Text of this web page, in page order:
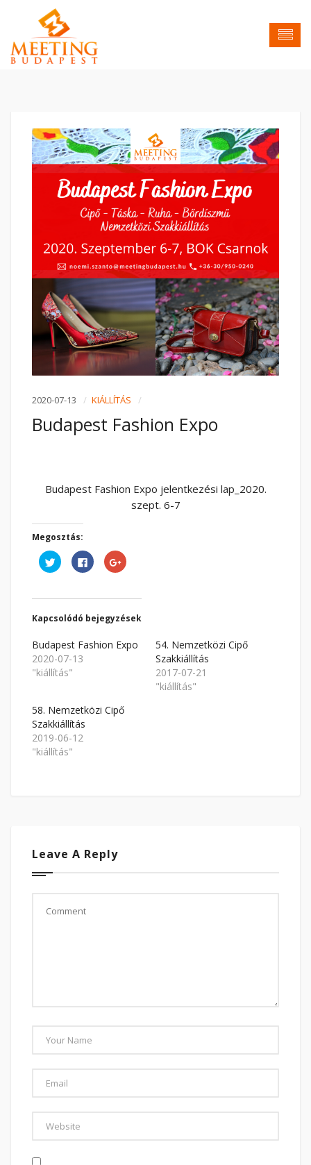
2020-07-13 KIÁLLÍTÁS
Budapest Fashion Expo
Budapest Fashion Expo jelentkezési lap_2020.
szept. 6-7
Megosztás:
Kattints
ide
való
ablakban
Facebookon
való
megosztáshoz
(Új
nyílik
meg)
Megosztás
a
nyílik
Kapcsolódó bejegyzések
Budapest Fashion Expo
2020-07-13
"kiállítás"
54. Nemzetközi Cipő
Szakkiállítás
2017-07-21
"kiállítás"
58. Nemzetközi Cipő
Szakkiállítás
2019-06-12
"kiállítás"
Leave A Reply